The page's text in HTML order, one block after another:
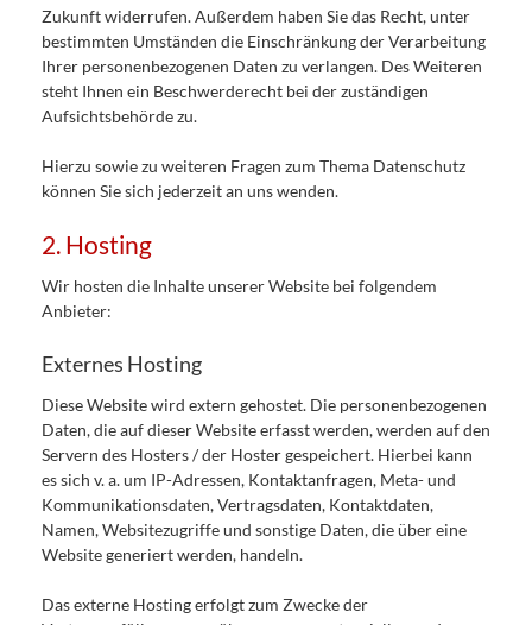
Zukunft widerrufen. Außerdem haben Sie das Recht, unter
bestimmten Umständen die Einschränkung der Verarbeitung
Ihrer personenbezogenen Daten zu verlangen. Des Weiteren
steht Ihnen ein Beschwerderecht bei der zuständigen
Aufsichtsbehörde zu.
Hierzu sowie zu weiteren Fragen zum Thema Datenschutz
können Sie sich jederzeit an uns wenden.
2. Hosting
Wir hosten die Inhalte unserer Website bei folgendem
Anbieter:
Externes Hosting
Diese Website wird extern gehostet. Die personenbezogenen
Daten, die auf dieser Website erfasst werden, werden auf den
Servern des Hosters / der Hoster gespeichert. Hierbei kann
es sich v. a. um IP-Adressen, Kontaktanfragen, Meta- und
Kommunikationsdaten, Vertragsdaten, Kontaktdaten,
Namen, Websitezugriffe und sonstige Daten, die über eine
Website generiert werden, handeln.
Das externe Hosting erfolgt zum Zwecke der